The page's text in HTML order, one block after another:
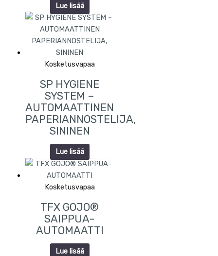
Lue lisää
Kosketusvapaa
SP HYGIENE
SYSTEM –
AUTOMAATTINEN
PAPERIANNOSTELIJA,
SININEN
Lue lisää
Kosketusvapaa
TFX GOJO®
SAIPPUA-
AUTOMAATTI
Lue lisää